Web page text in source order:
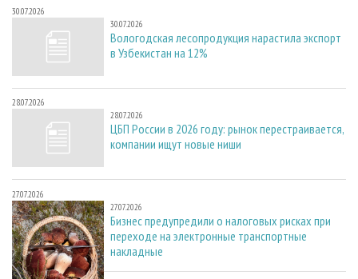
30.07.2026
30.07.2026
Вологодская лесопродукция нарастила экспорт
в Узбекистан на 12%
28.07.2026
28.07.2026
ЦБП России в 2026 году: рынок перестраивается,
компании ищут новые ниши
27.07.2026
27.07.2026
Бизнес предупредили о налоговых рисках при
переходе на электронные транспортные
накладные